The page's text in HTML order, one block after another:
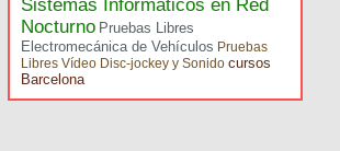
Sistemas Informáticos en Red
Nocturno Pruebas Libres
Electromecánica de Vehículos Pruebas
Libres Vídeo Disc-jockey y Sonido cursos
Barcelona